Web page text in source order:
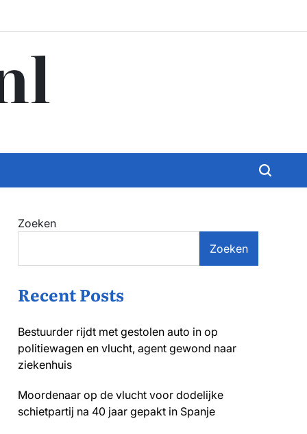
Zoeken
Zoeken
Recent Posts
Bestuurder rijdt met gestolen auto in op
politiewagen en vlucht, agent gewond naar
ziekenhuis
Moordenaar op de vlucht voor dodelijke
schietpartij na 40 jaar gepakt in Spanje